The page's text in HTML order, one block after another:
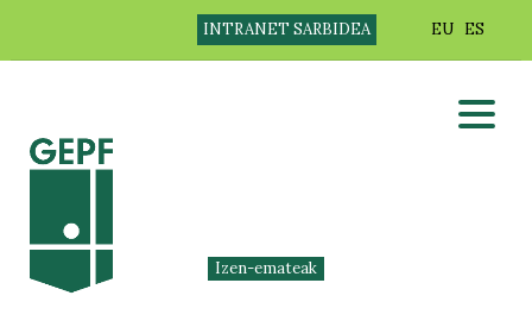
INTRANET SARBIDEA EU ES
Izen-emateak